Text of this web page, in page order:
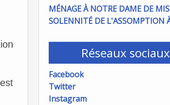
Réseaux sociaux
Facebook
Twitter
Instagram